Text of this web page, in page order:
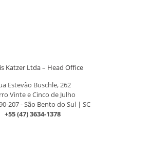
Katzer Ltda – Head Office
Estevão Buschle, 262
Vinte e Cinco de Julho
207 - São Bento do Sul | SC
+55 (47) 3634-1378